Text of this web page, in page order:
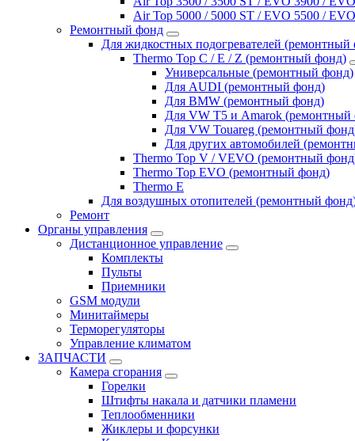
Air Top 5000 / 5000 ST / EVO 5500 /
Ремонтный фонд
Для жидкостных подогревателей (ремонтный
Thermo Top C / E / Z (ремонтный фонд)
Универсальные (ремонтный фонд)
Для AUDI (ремонтный фонд)
Для BMW (ремонтный фонд)
Для VW T5 и Amarok (ремонтный
Для VW Touareg (ремонтный
Для других автомобилей
Thermo Top V / VEVO (ремонтный
Thermo Top EVO (ремонтный фонд)
Thermo E
Для воздушных отопителей (ремонтный
Ремонт
Органы управления
Дистанционное управление
Комплекты
Пульты
Приемники
GSM модули
Минитаймеры
Терморегуляторы
Управление климатом
ЗАПЧАСТИ
Камера сгорания
Горелки
Штифты накала и датчики пламени
Теплообменники
Жиклеры и форсунки